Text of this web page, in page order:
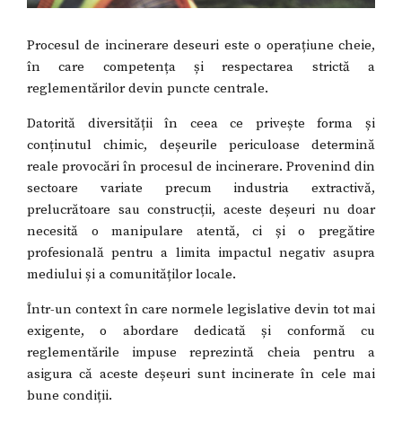
Procesul de incinerare deseuri este o operațiune cheie,
în care competența și respectarea strictă a
reglementărilor devin puncte centrale.
Datorită diversității în ceea ce privește forma și
conținutul chimic, deșeurile periculoase determină
reale provocări în procesul de incinerare. Provenind din
sectoare variate precum industria extractivă,
prelucrătoare sau construcții, aceste deșeuri nu doar
necesită o manipulare atentă, ci și o pregătire
profesională pentru a limita impactul negativ asupra
mediului și a comunităților locale.
Într-un context în care normele legislative devin tot mai
exigente, o abordare dedicată și conformă cu
reglementările impuse reprezintă cheia pentru a
asigura că aceste deșeuri sunt incinerate în cele mai
bune condiții.